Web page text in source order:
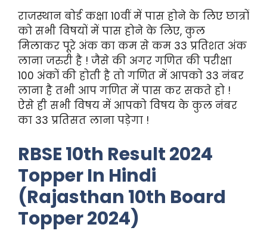
राजस्थान बोर्ड कक्षा 10वीं में पास होने के लिए छात्रों
को सभी विषयों में पास होने के लिए, कुल
मिलाकर पूरे अंक का कम से कम 33 प्रतिशत अंक
लाना जरुरी है ! जैसे की अगर गणित की परीक्षा
100 अंकों की होती है तो गणित में आपको 33 नंबर
लाना है तभी आप गणित में पास कर सकते हो !
ऐसे ही सभी विषय में आपको विषय के कुल नंबर
का 33 प्रतिसत लाना पड़ेगा !
RBSE 10th Result 2024
Topper In Hindi
(Rajasthan 10th Board
Topper 2024)